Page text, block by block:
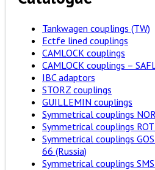
Tankwagen couplings (TW)
Ectfe lined couplings
CAMLOCK couplings
CAMLOCK couplings –
IBC adaptors
STORZ couplings
GUILLEMIN couplings
Symmetrical couplings
Symmetrical couplings
Symmetrical couplings
66 (Russia)
Symmetrical couplings